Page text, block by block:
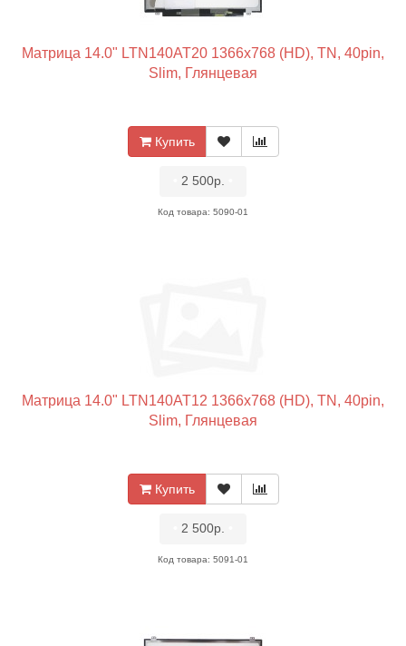
Матрица 14.0" LTN140AT20 1366x768 (HD), TN, 40pin,
Slim, Глянцевая
Купить
2 500р.
Код товара: 5090-01
Матрица 14.0" LTN140AT12 1366x768 (HD), TN, 40pin,
Slim, Глянцевая
Купить
2 500р.
Код товара: 5091-01